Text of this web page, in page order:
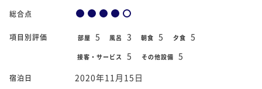
総合点
項目別評価 部屋 5 風呂 3 朝食 5 夕食 5
接客・サービス 5 その他設備 5
宿泊日 2020年11月15日